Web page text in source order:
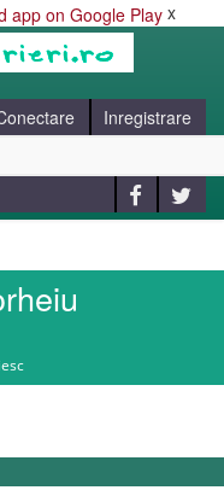
x
Inregistrare